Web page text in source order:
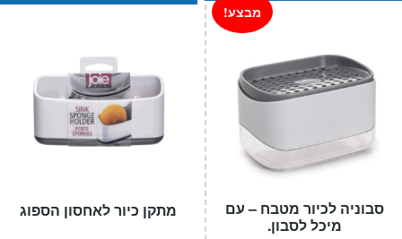
מתקן כיור לאחסון הספוג
סבוניה לכיור מטבח – עם
מיכל לסבון.
מבצע!